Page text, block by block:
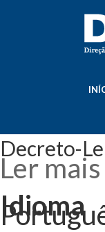
Decreto-
Ler mais
Idioma